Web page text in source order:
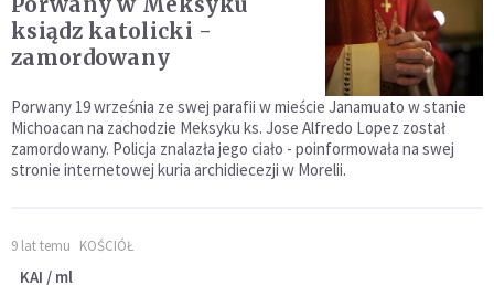
ksiądz katolicki -
zamordowany
Porwany 19 września ze swej parafii w mieście Janamuato w stanie
Michoacan na zachodzie Meksyku ks. Jose Alfredo Lopez został
zamordowany. Policja znalazła jego ciało - poinformowała na swej
stronie internetowej kuria archidiecezji w Morelii.
9 lat temu KOŚCIÓŁ
KAI / ml